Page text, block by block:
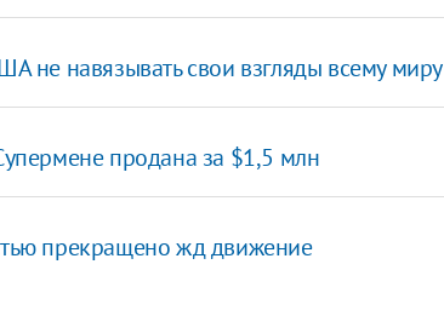
не навязывать свои взгляды всему миру
продана за $1,5 млн
прекращено жд движение